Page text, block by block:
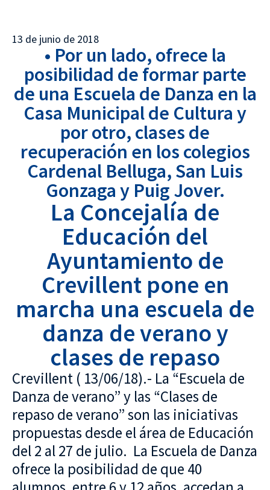
13 de junio de 2018
• Por un lado, ofrece la
posibilidad de formar parte
de una Escuela de Danza en la
Casa Municipal de Cultura y
por otro, clases de
recuperación en los colegios
Cardenal Belluga, San Luis
Gonzaga y Puig Jover.
La Concejalía de
Educación del
Ayuntamiento de
Crevillent pone en
marcha una escuela de
danza de verano y
clases de repaso
Crevillent ( 13/06/18).- La “Escuela de
Danza de verano” y las “Clases de
repaso de verano” son las iniciativas
propuestas desde el área de Educación
del 2 al 27 de julio. La Escuela de Danza
ofrece la posibilidad de que 40